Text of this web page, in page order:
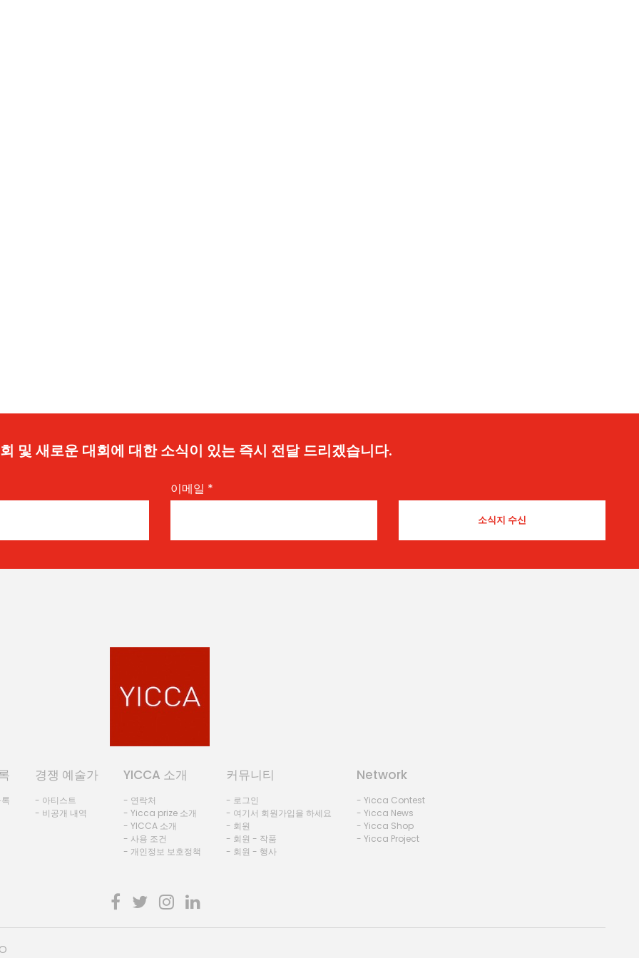
및 새로운 대회에 대한 소식이 있는 즉시 전달 드리겠습니다.
이메일 *
경쟁 예술가
- 아티스트
- 비공개 내역
YICCA 소개
- 연락처
- Yicca prize 소개
- YICCA 소개
- 사용 조건
- 개인정보 보호정책
커뮤니티
- 로그인
- 여기서 회원가입을 하세요
- 회원
- 회원 - 작품
- 회원 - 행사
Network
- Yicca Contest
- Yicca News
- Yicca Shop
- Yicca Project